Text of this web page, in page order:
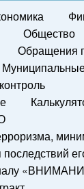
Общество
Обращения